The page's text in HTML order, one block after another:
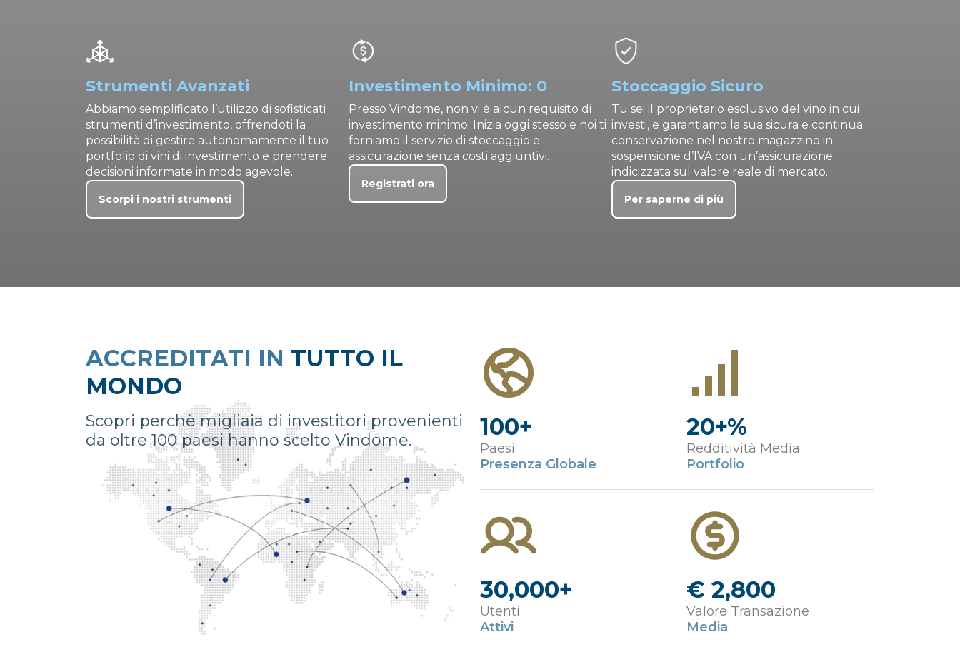
Strumenti Avanzati
Abbiamo semplificato l’utilizzo di sofisticati
strumenti d’investimento, offrendoti la
possibilità di gestire autonomamente il tuo
portfolio di vini di investimento e prendere
decisioni informate in modo agevole.
Scorpi i nostri strumenti
Investimento Minimo: 0
Presso Vindome, non vi è alcun requisito di
investimento minimo. Inizia oggi stesso e noi ti
forniamo il servizio di stoccaggio e
assicurazione senza costi aggiuntivi.
Registrati ora
Stoccaggio Sicuro
Tu sei il proprietario esclusivo del vino in cui
investi, e garantiamo la sua sicura e continua
conservazione nel nostro magazzino in
sospensione d’IVA con un’assicurazione
indicizzata sul valore reale di mercato.
Per saperne di più
ACCREDITATI IN TUTTO IL
MONDO
Scopri perchè migliaia di investitori provenienti
da oltre 100 paesi hanno scelto Vindome.
100+
Paesi
Presenza Globale
20+%
Redditività Media
Portfolio
30,000+
Utenti
Attivi
€ 2,800
Valore Transazione
Media